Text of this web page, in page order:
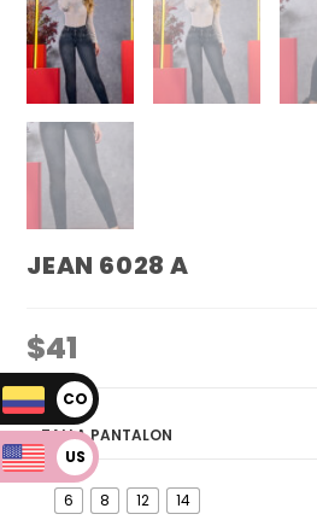
JEAN 6028 A
$41
TALLA PANTALON
6 8 12 14
CO
P
US
D